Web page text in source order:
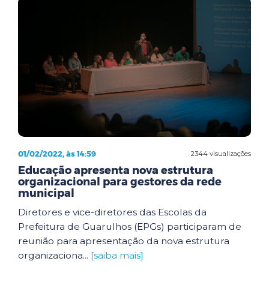
2344 visualizações
01/02/2022, às 14:59
Educação apresenta nova estrutura
organizacional para gestores da rede
municipal
Diretores e vice-diretores das Escolas da
Prefeitura de Guarulhos (EPGs) participaram de
reunião para apresentação da nova estrutura
organizaciona... [saiba mais]